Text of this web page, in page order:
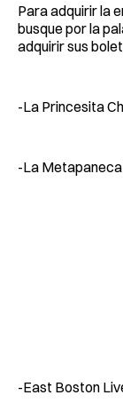
Para adquirir la
busque por la
adquirir sus
-La Princesita
-La
-East Boston